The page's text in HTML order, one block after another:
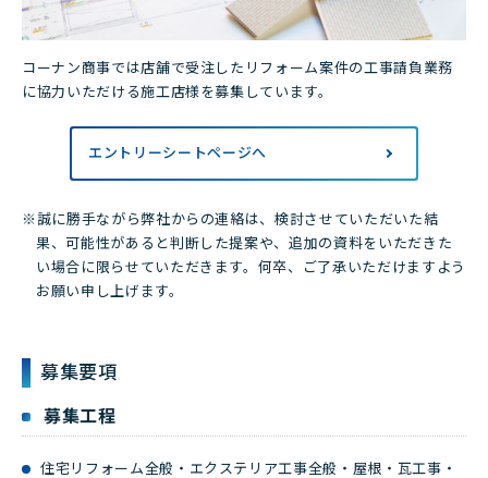
コーナン商事では店舗で受注したリフォーム案件の工事請負業務
に協力いただける施工店様を募集しています。
エントリーシートページへ
※誠に勝手ながら弊社からの連絡は、検討させていただいた結
果、可能性があると判断した提案や、追加の資料をいただきた
い場合に限らせていただきます。何卒、ご了承いただけますよう
お願い申し上げます。
募集要項
募集工程
住宅リフォーム全般・エクステリア工事全般・屋根・瓦工事・